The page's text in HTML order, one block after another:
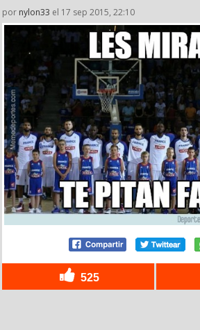
por nylon33 el 17 sep 2015, 22:10
525